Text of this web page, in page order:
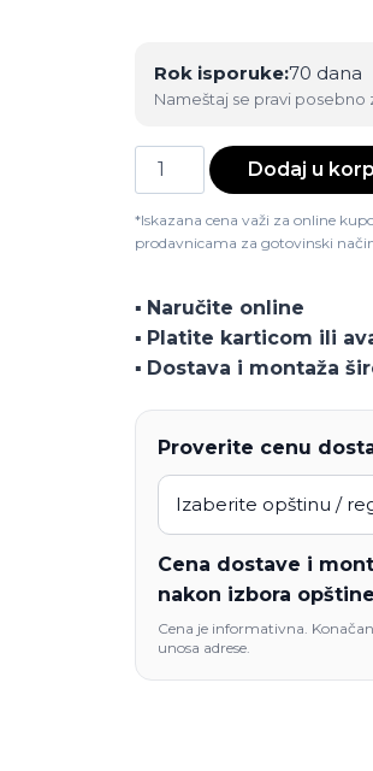
Rok isporuke:70 dana
Nameštaj se pravi posebno
Ugaona
garnitura
Sienna
količina
Dodaj u
*Iskazana cena važi za online
prodavnicama za gotovinski
▪️ Naručite online
▪️ Platite karticom ili
▪️ Dostava i montaža
Proverite cenu
Cena dostave i
nakon izbora
Cena je informativna.
unosa adrese.